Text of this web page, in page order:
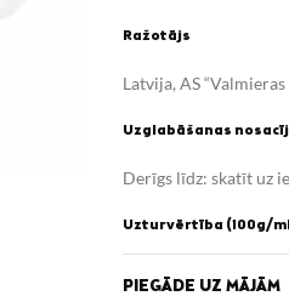
Ražotājs
Latvija, AS “Valmieras
Uzglabāšanas
Derīgs līdz: skatīt uz
Uzturvērtība (100g/
Enerģētiskā vērtība
PIEGĀDE UZ MĀJĀM